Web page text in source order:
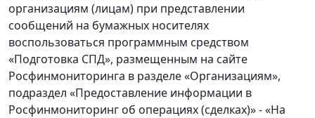
организациям (лицам) при представлении
сообщений на бумажных носителях
воспользоваться программным средством
«Подготовка СПД», размещенным на сайте
Росфинмониторинга в разделе «Организациям»,
подраздел «Предоставление информации в
Росфинмониторинг об операциях (сделках)» - «На